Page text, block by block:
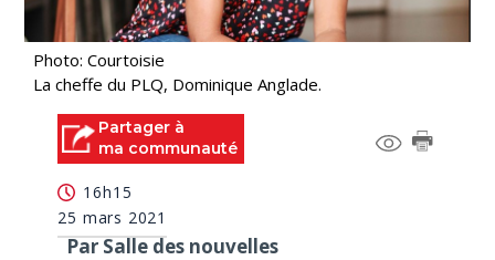
Photo: Courtoisie
La cheffe du PLQ, Dominique Anglade.
Partager à
ma communauté
16h15
25 mars 2021
Par Salle des nouvelles